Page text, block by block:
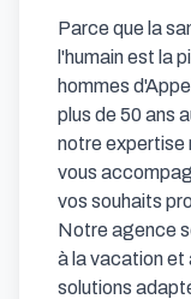
Parce que la
l'humain est la
hommes
plus de 50 ans
notre expertise
vous
vos souhaits
Notre agence
à la vacation et
solutions